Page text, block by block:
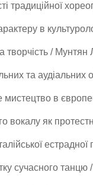
традиційної
в
творчість /
та
мистецтво в
вокалу як
сучасного